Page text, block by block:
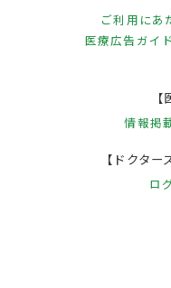
ご利用にあ
医療広告ガイ
情報掲
【ドクタ
ロ